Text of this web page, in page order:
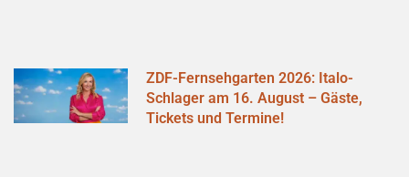
ZDF-Fernsehgarten 2026: Italo-
Schlager am 16. August – Gäste,
Tickets und Termine!